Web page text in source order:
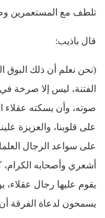
تلطف مع المستعمرين
قال باذيب:
(نحن نعلم أن ذلك البوق
الفتنة، ليس إلا صرخة
صوته، وأن يسكته عقلاء
على قلوبنا، والعزيزة
على سواعد الرجال
أشعري وأصحابه الكرام،
يقوم عليها رجال عقلاء،
يسمحون لدعاة الفرقة